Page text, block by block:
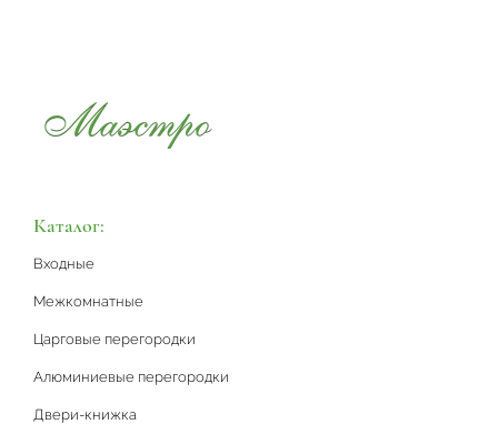
Каталог:
Входные
Межкомнатные
Царговые перегородки
Алюминиевые перегородки
Двери-книжка